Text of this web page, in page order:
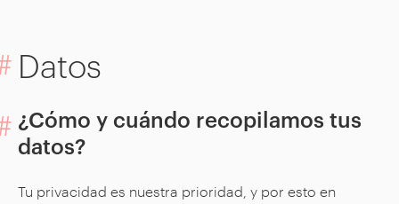
Datos
¿Cómo y cuándo recopilamos tus
datos?
Tu privacidad es nuestra prioridad, y por esto en